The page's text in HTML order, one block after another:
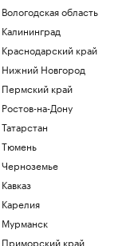
Вологодская область
Калининград
Краснодарский край
Нижний Новгород
Пермский край
Ростов-на-Дону
Татарстан
Тюмень
Черноземье
Кавказ
Карелия
Мурманск
Приморский край